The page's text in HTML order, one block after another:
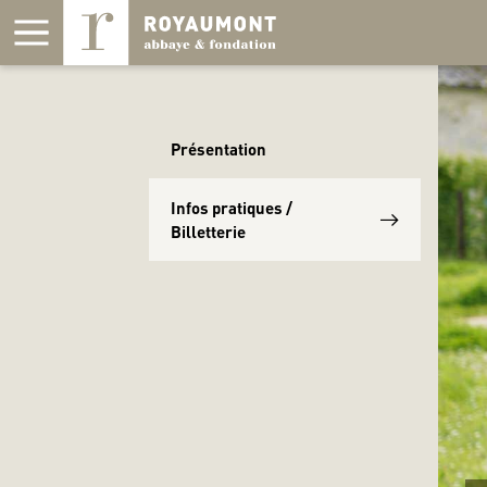
Présentation
Infos pratiques /
Billetterie
Panneau de gestion des cookies